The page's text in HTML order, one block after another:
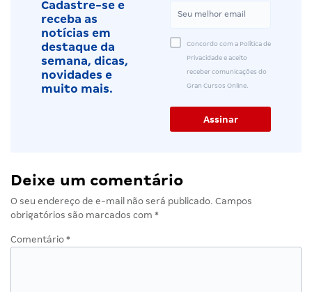
Cadastre-se e
receba as
notícias em
destaque da
semana, dicas,
novidades e
muito mais.
Concordo com a Política de
Privacidade e aceito
receber comunicações do
Gran Cursos Online.
Deixe um comentário
O seu endereço de e-mail não será publicado. Campos
obrigatórios são marcados com *
Comentário *